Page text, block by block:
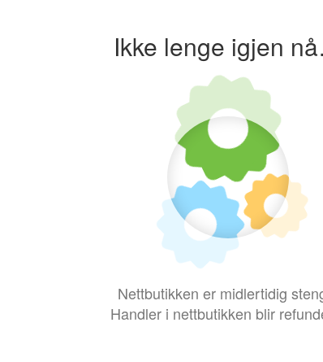
Ikke lenge igjen
Nettbutikken er midlertidig
Handler i nettbutikken blir